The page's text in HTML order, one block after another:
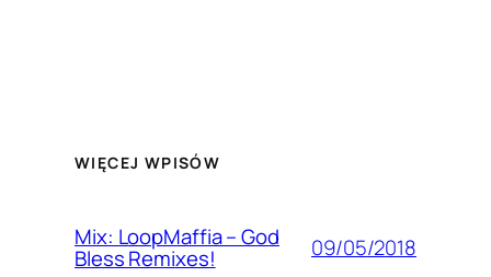
WIĘCEJ WPISÓW
Mix: LoopMaffia – God
Bless Remixes! 09/05/2018